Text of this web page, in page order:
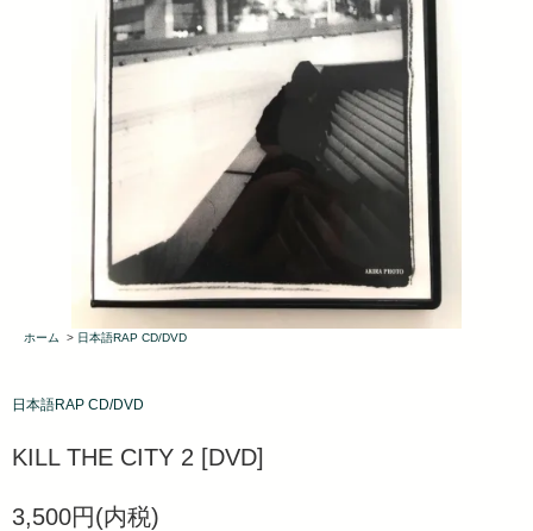
ホーム > 日本語RAP CD/DVD
日本語RAP CD/DVD
KILL THE CITY 2 [DVD]
3,500円(内税)